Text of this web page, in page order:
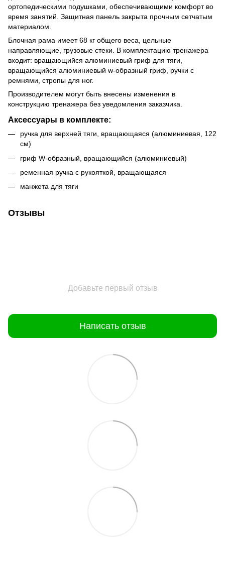
ортопедическими подушками, обеспечивающими комфорт во
время занятий. Защитная панель закрыта прочным сетчатым
материалом.
Блочная рама имеет 68 кг общего веса, цельные
направляющие, грузовые стеки. В комплектацию тренажера
входит: вращающийся алюминиевый гриф для тяги,
вращающийся алюминиевый w-образный гриф, ручки с
ремнями, стропы для ног.
Производителем могут быть внесены изменения в
конструкцию тренажера без уведомления заказчика.
Аксессуары в комплекте:
ручка для верхней тяги, вращающаяся (алюминиевая, 122
см)
гриф W-образный, вращающийся (алюминиевый)
ременная ручка с рукояткой, вращающаяся
манжета для тяги
Отзывы
Добавьте первый отзыв
Написать отзыв